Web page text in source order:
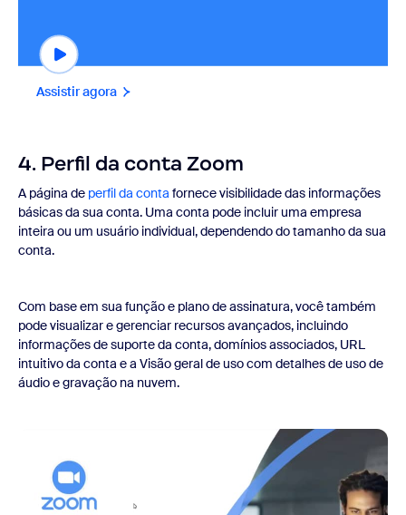
Assistir agora
4. Perfil da conta Zoom
A página de perfil da conta fornece visibilidade das informações
básicas da sua conta. Uma conta pode incluir uma empresa
inteira ou um usuário individual, dependendo do tamanho da sua
conta.
Com base em sua função e plano de assinatura, você também
pode visualizar e gerenciar recursos avançados, incluindo
informações de suporte da conta, domínios associados, URL
intuitivo da conta e a Visão geral de uso com detalhes de uso de
áudio e gravação na nuvem.